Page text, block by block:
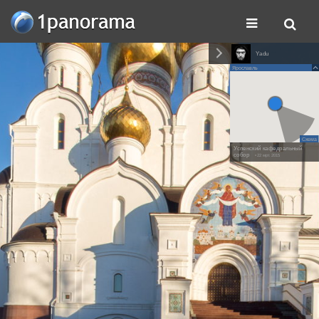
Yadu
Ярославль
Схема
Успенский кафедральный
собор • 22 мрт. 2015